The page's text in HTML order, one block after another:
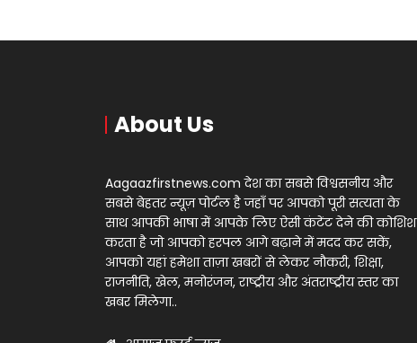
About Us
Aagaazfirstnews.com देश का सबसे विश्वसनीय और
सबसे बेहतर न्यूज़ पोर्टल है जहाँ पर आपको पूरी सत्यता के
साथ आपकी भाषा में आपके लिए ऐसी कंटेंट देने की कोशिश
करता है जो आपको हरपल आगे बढ़ाने में मदद कर सकें,
आपको यहां हमेशा ताज़ा खबरों से लेकर नौकरी, शिक्षा,
राजनीति, खेल, मनोरंजन, राष्ट्रीय और अंतराष्ट्रीय स्तर का
खबर मिलेगा..